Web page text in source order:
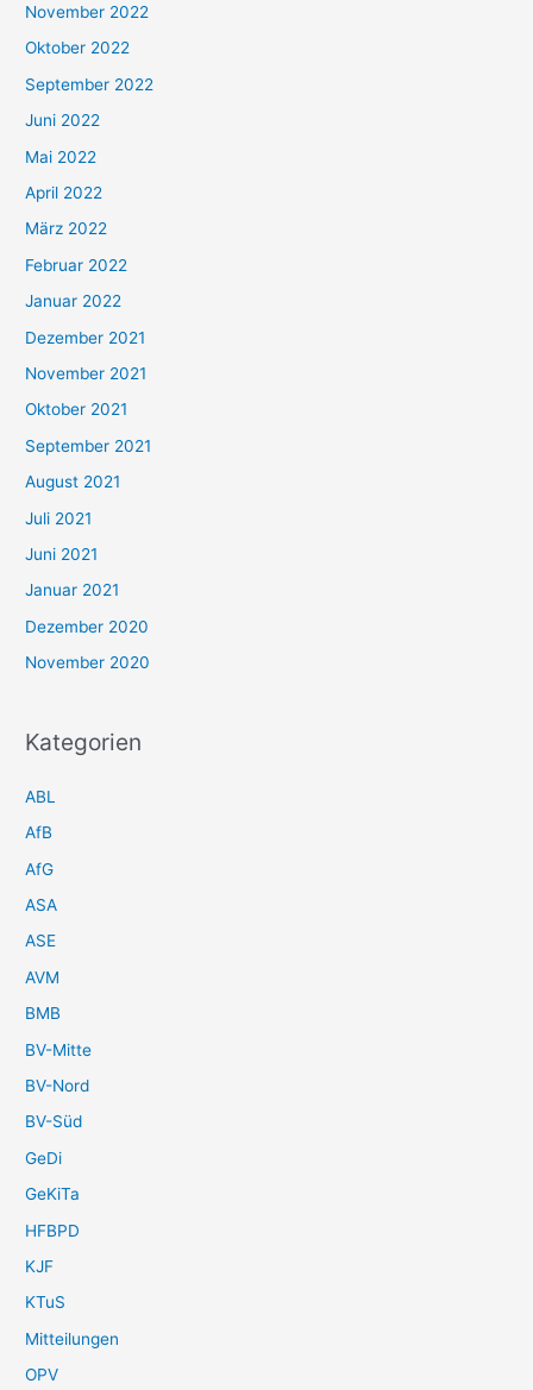
November 2022
Oktober 2022
September 2022
Juni 2022
Mai 2022
April 2022
März 2022
Februar 2022
Januar 2022
Dezember 2021
November 2021
Oktober 2021
September 2021
August 2021
Juli 2021
Juni 2021
Januar 2021
Dezember 2020
November 2020
Kategorien
ABL
AfB
AfG
ASA
ASE
AVM
BMB
BV-Mitte
BV-Nord
BV-Süd
GeDi
GeKiTa
HFBPD
KJF
KTuS
Mitteilungen
OPV